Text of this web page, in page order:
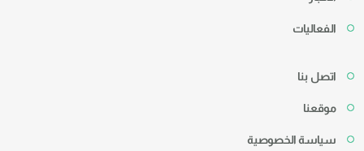
الفعاليات
اتصل بنا
موقعنا
سياسة الخصوصية